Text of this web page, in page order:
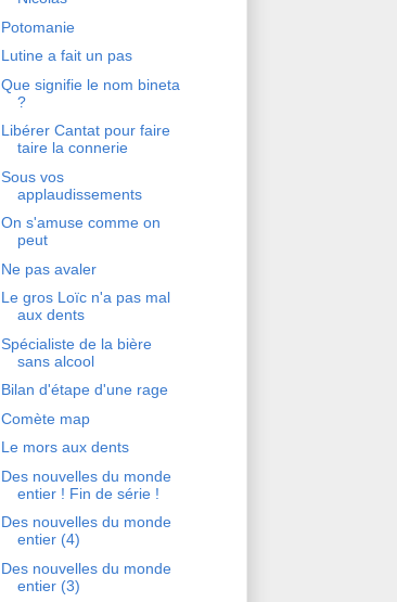
Potomanie
Lutine a fait un pas
Que signifie le nom bineta
?
Libérer Cantat pour faire
taire la connerie
Sous vos
applaudissements
On s'amuse comme on
peut
Ne pas avaler
Le gros Loïc n'a pas mal
aux dents
Spécialiste de la bière
sans alcool
Bilan d'étape d'une rage
Comète map
Le mors aux dents
Des nouvelles du monde
entier ! Fin de série !
Des nouvelles du monde
entier (4)
Des nouvelles du monde
entier (3)